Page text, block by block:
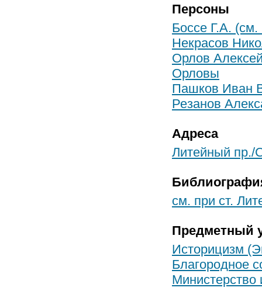
Персоны
Боссе Г.А.
Некрасов
Орлов
Орловы
Пашков Иван
Резанов
Адреса
Литейный пр./
см. при ст.
Предметный
Историцизм
Благородное
Министерство